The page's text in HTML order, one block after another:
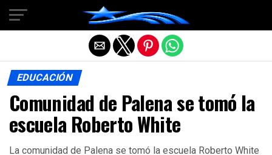
EDUCACIÓN
Comunidad de Palena se tomó la
escuela Roberto White
La comunidad de Palena se tomó la escuela Roberto White
Salir de la versión móvil